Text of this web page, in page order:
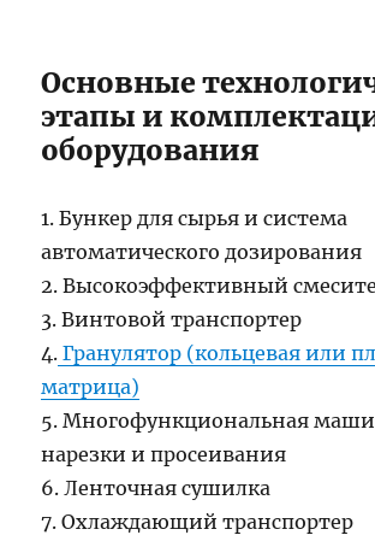
Основные
этапы и
оборудования
1. Бункер для сырья и система
автоматического дозирования
2. Высокоэффективный
3. Винтовой транспортер
4. Гранулятор (кольцевая или
матрица)
5. Многофункциональная
нарезки и просеивания
6. Ленточная сушилка
7. Охлаждающий транспортер